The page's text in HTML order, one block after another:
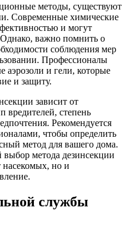
методы, существуют
Современные химические
и могут
важно помнить о
соблюдения мер
Профессионалы
аэрозоли и гели, которые
и защиту.
зависит от
вредителей, степень
Рекомендуется
чтобы определить
метод для вашего дома.
метода дезинсекции
насекомых, но и
службы